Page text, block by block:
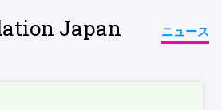
Japan
ニュース